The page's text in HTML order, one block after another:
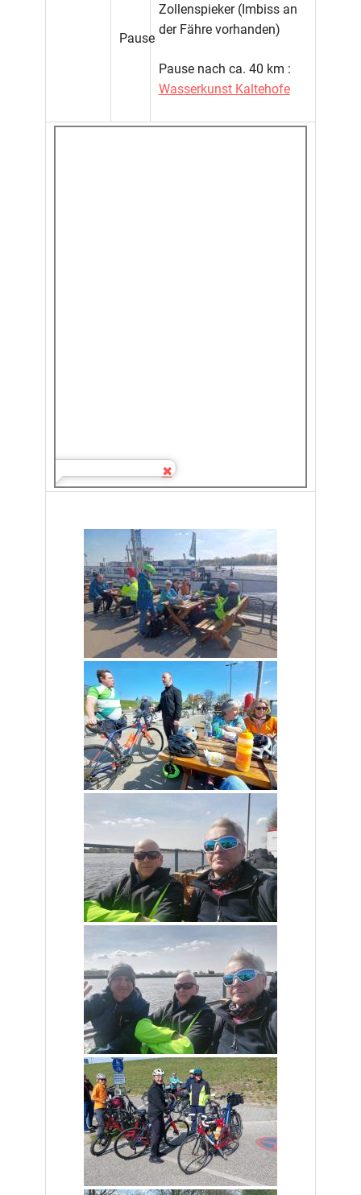
Pause
Zollenspieker (Imbiss an
der Fähre vorhanden)
Pause nach ca. 40 km :
Wasserkunst Kaltehofe